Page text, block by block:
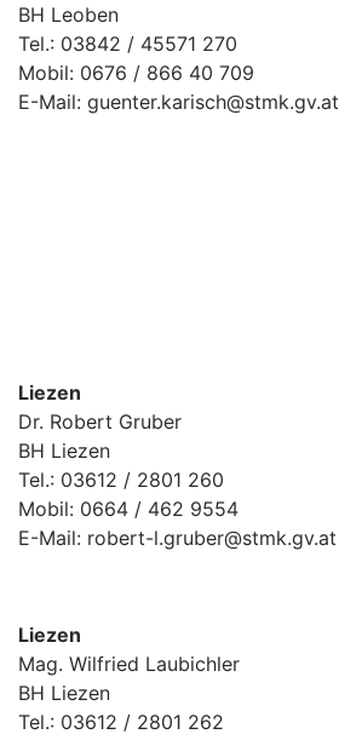
BH Leoben
Tel.: 03842 / 45571 270
Mobil: 0676 / 866 40 709
E-Mail: guenter.karisch@stmk.gv.at
Liezen
Dr. Robert Gruber
BH Liezen
Tel.: 03612 / 2801 260
Mobil: 0664 / 462 9554
E-Mail: robert-l.gruber@stmk.gv.at
Liezen
Mag. Wilfried Laubichler
BH Liezen
Tel.: 03612 / 2801 262